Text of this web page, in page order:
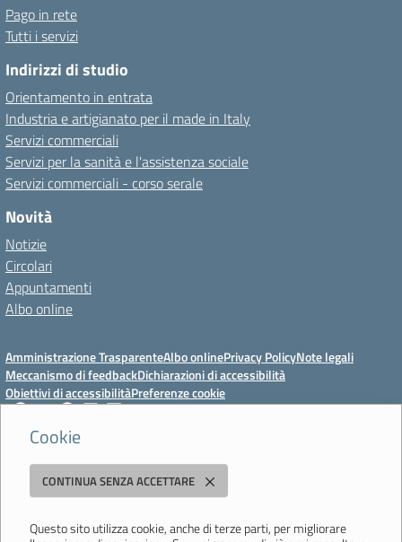
Cookie
CONTINUA SENZA ACCETTARE
Questo sito utilizza cookie, anche di terze parti, per migliorare
Pago in rete
Tutti i servizi
Indirizzi di studio
Orientamento in entrata
Industria e artigianato per il made in Italy
Servizi commerciali
Servizi per la sanità e l'assistenza sociale
Servizi commerciali - corso serale
Novità
Notizie
Circolari
Appuntamenti
Albo online
Amministrazione TrasparenteAlbo onlinePrivacy PolicyNote legali
Meccanismo di feedbackDichiarazioni di accessibilità
Obiettivi di accessibilitàPreferenze cookie
Istituto Professionale Statale Socio-Commerciale-Artigianale "Cattaneo -
Deledda"
351005 - Email:morc08000g@istruzione.it- PEC: